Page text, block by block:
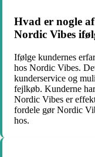
Hvad er nogle
Nordic Vibes
Ifølge kundernes
hos Nordic Vibes.
kunderservice og
fejlkøb. Kunderne
Nordic Vibes er
fordele gør Nordic
hos.